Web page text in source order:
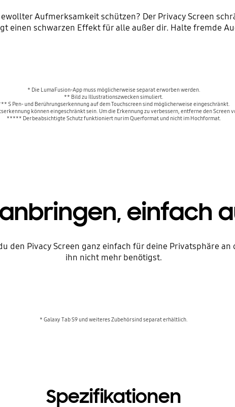
Aufmerksamkeit schützen? Der Privacy Screen
einen schwarzen Effekt für alle außer dir. Halte fremde
* Die LumaFusion-App muss möglicherweise separat erworben werden.
** Bild zu Illustrationszwecken simuliert.
S Pen- und Berührungserkennung auf dem Touchscreen sind möglicherweise eingeschränkt.
können eingeschränkt sein. Um die Erkennung zu verbessern, entferne den Screen
***** Der beabsichtigte Schutz funktioniert nur im Querformat und nicht im Hochformat.
einfach
den Pivacy Screen ganz einfach für deine Privatsphäre
ihn nicht mehr benötigst.
* Galaxy Tab S9 und weiteres Zubehör sind separat erhältlich.
Spezifikationen